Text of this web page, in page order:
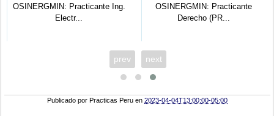
OSINERGMIN: Practicante Ing.
Electr...
OSINERGMIN: Practicante
Derecho (PR...
prev next
Publicado porPracticas Peru en2023-04-04T13:00:00-05:00